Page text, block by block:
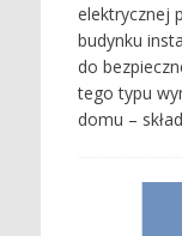
elektrycznej
budynku
do
tego typu
domu –